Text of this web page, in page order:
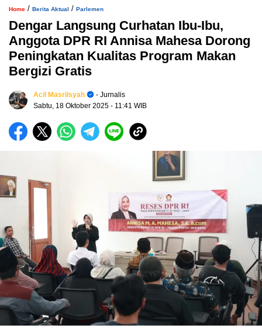
Home / Berita Aktual / Parlemen
Dengar Langsung Curhatan Ibu-Ibu,
Anggota DPR RI Annisa Mahesa Dorong
Peningkatan Kualitas Program Makan
Bergizi Gratis
Acil Masrilsyah
- Jurnalis
Sabtu, 18 Oktober 2025 - 11:41 WIB